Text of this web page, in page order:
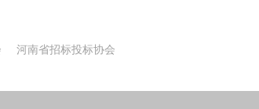
河南省招标投标协会